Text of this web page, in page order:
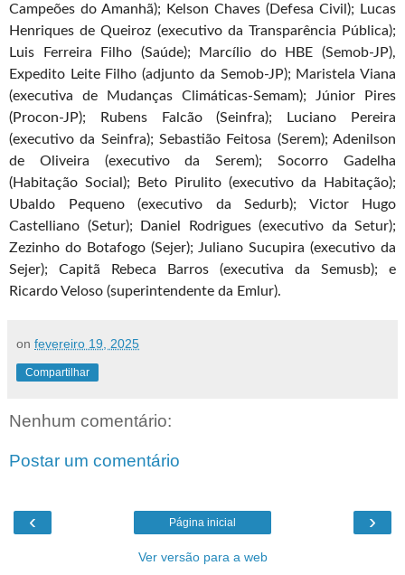
Campeões do Amanhã); Kelson Chaves (Defesa Civil); Lucas
Henriques de Queiroz (executivo da Transparência Pública);
Luis Ferreira Filho (Saúde); Marcílio do HBE (Semob-JP),
Expedito Leite Filho (adjunto da Semob-JP); Maristela Viana
(executiva de Mudanças Climáticas-Semam); Júnior Pires
(Procon-JP); Rubens Falcão (Seinfra); Luciano Pereira
(executivo da Seinfra); Sebastião Feitosa (Serem); Adenilson
de Oliveira (executivo da Serem); Socorro Gadelha
(Habitação Social); Beto Pirulito (executivo da Habitação);
Ubaldo Pequeno (executivo da Sedurb); Victor Hugo
Castelliano (Setur); Daniel Rodrigues (executivo da Setur);
Zezinho do Botafogo (Sejer); Juliano Sucupira (executivo da
Sejer); Capitã Rebeca Barros (executiva da Semusb); e
Ricardo Veloso (superintendente da Emlur).
on fevereiro 19, 2025
Compartilhar
Nenhum comentário:
Postar um comentário
‹ ›
Página inicial
Ver versão para a web